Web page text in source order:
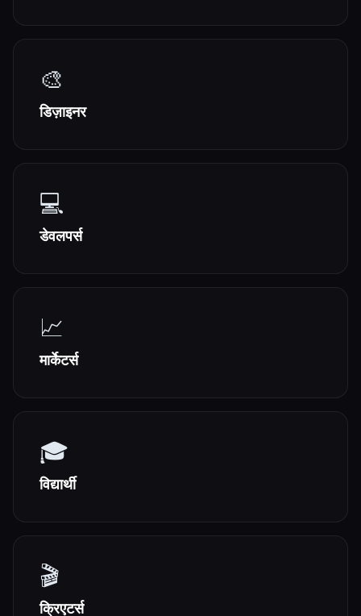
सभी श्रेणियाँ
🎨
डिज़ाइनर
💻
डेवलपर्स
📈
मार्केटर्स
🎓
विद्यार्थी
🎬
क्रिएटर्स